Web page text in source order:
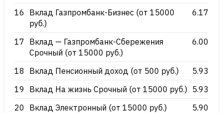
16
Вклад Газпромбанк-Бизнес (от 15000
руб.)
6.17
17 Вклад — Газпромбанк-Сбережения
Срочный (от 15000 руб.)
6.00
18 Вклад Пенсионный доход (от 500 руб.)
5.93
19
Вклад На жизнь Срочный (от 15000 руб.) 5.93
20
Вклад Электронный (от 15000 руб.)
5.90